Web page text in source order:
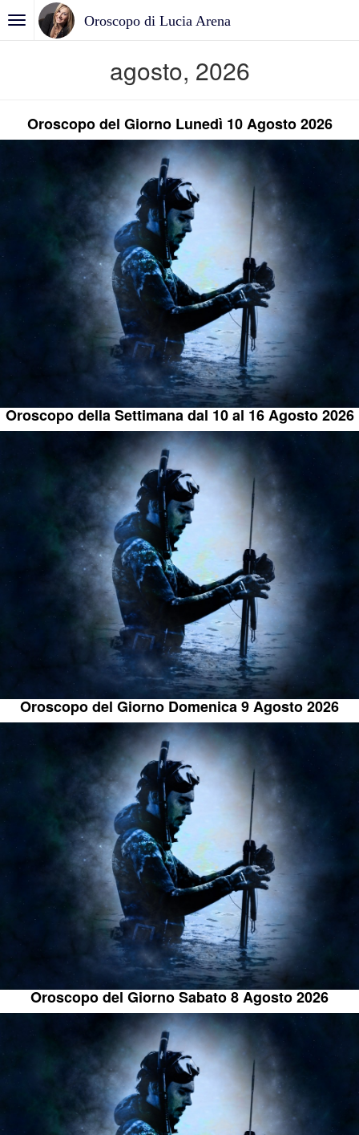
Oroscopo di Lucia Arena
agosto, 2026
Oroscopo del Giorno Lunedì 10 Agosto 2026
Oroscopo della Settimana dal 10 al 16 Agosto 2026
Oroscopo del Giorno Domenica 9 Agosto 2026
Oroscopo del Giorno Sabato 8 Agosto 2026